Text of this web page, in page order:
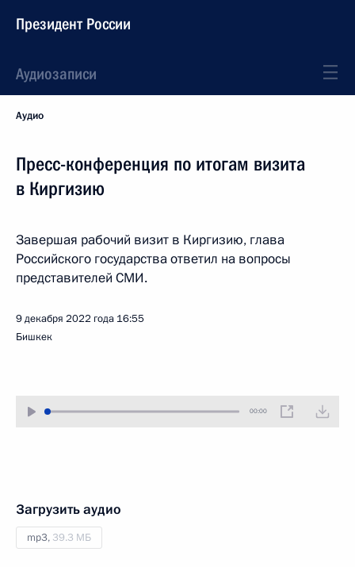
Президент России
Аудиозаписи
Аудио
Пресс-конференция по итогам визита
в Киргизию
Завершая рабочий визит в Киргизию, глава
Российского государства ответил на вопросы
представителей СМИ.
9 декабря 2022 года 16:55
Бишкек
00:00
Загрузить аудио
mp3, 39.3 МБ